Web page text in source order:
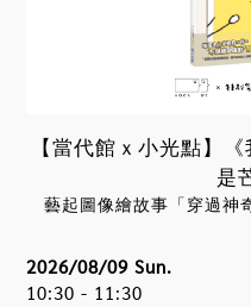
【當代館ｘ小光點】
是
藝起圖像繪故事「穿過神
2026/08/09 Sun.
10:30 - 11:30